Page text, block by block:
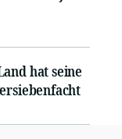
hat seine